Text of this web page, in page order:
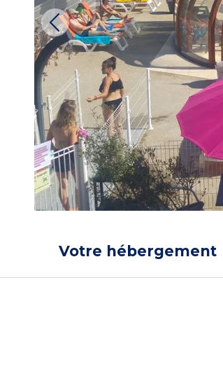
Votre hébergement